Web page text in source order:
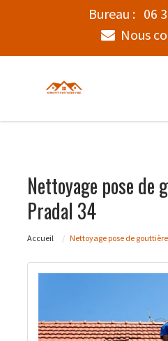
Bureau : 06
Nous
Nettoyage pose de
Pradal 34
Accueil Nettoyage pose de